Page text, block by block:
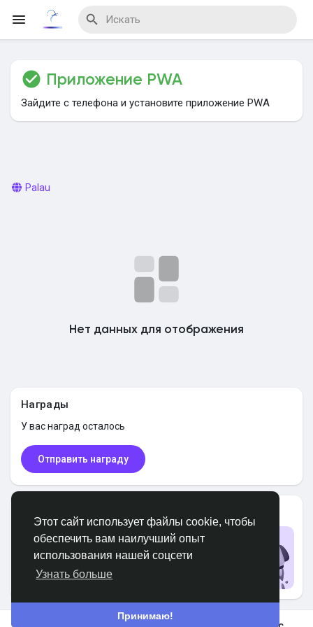
Этот сайт использует файлы cookie, чтобы
обеспечить вам наилучший опыт
использования нашей соцсети
Узнать больше
Принимаю!
Reels
Найти Маркет
Мои федерации
Избранные страницы
Популярные посты
Приложение PWA
Зайдите с телефона и установите приложение PWA
Palau
Нет данных для отображения
Награды
У васнаград осталось
Отправить награду
Обновить до PRO
Обновить